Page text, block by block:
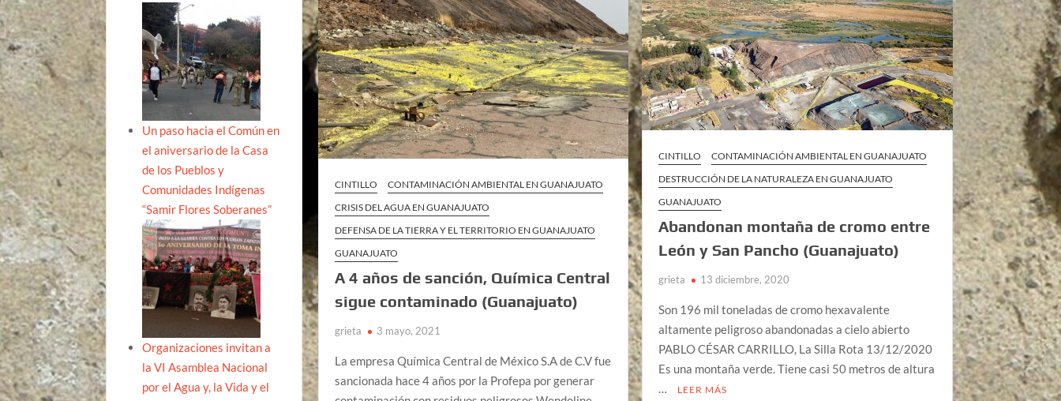
CINTILLO
CONTAMINACIÓN AMBIENTAL EN GUANAJUATO
CRISIS DEL AGUA EN GUANAJUATO
DEFENSA DE LA TIERRA Y EL TERRITORIO EN GUANAJUATO
GUANAJUATO
A 4 años de sanción, Química Central
sigue contaminado (Guanajuato)
grieta 3 mayo, 2021
La empresa Química Central de México S.A de C.V fue
sancionada hace 4 años por la Profepa por generar
CINTILLO
CONTAMINACIÓN AMBIENTAL EN GUANAJUATO
DESTRUCCIÓN DE LA NATURALEZA EN GUANAJUATO
GUANAJUATO
Abandonan montaña de cromo entre
León y San Pancho (Guanajuato)
grieta 13 diciembre, 2020
Son 196 mil toneladas de cromo hexavalente
altamente peligroso abandonadas a cielo abierto
PABLO CÉSAR CARRILLO, La Silla Rota 13/12/2020
Es una montaña verde. Tiene casi 50 metros de altura
…
LEER MÁS
Un paso hacia el Común en
el aniversario de la Casa
de los Pueblos y
Comunidades Indígenas
“Samir Flores Soberanes”
Organizaciones invitan a
la VI Asamblea Nacional
por el Agua y, la Vida y el